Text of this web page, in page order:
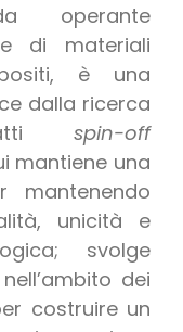
operante
di materiali
è una
dalla ricerca
spin-off
mantiene una
mantenendo
unicità e
svolge
dei
costruire un